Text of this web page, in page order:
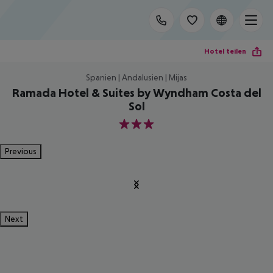
Hotel teilen
Spanien | Andalusien | Mijas
Ramada Hotel & Suites by Wyndham Costa del
Sol
3
Previous
Next